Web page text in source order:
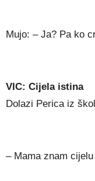
Mujo: – Ja? Pa ko
VIC: Cijela istina
Dolazi Perica iz
– Mama znam